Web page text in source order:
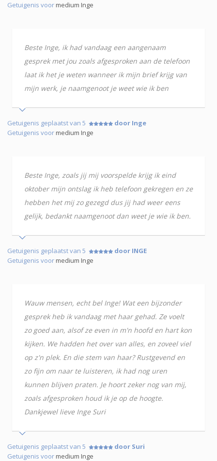
Getuigenis voormedium Inge
Beste Inge, ik had vandaag een aangenaam
gesprek met jou zoals afgesproken aan de telefoon
laat ik het je weten wanneer ik mijn brief krijg van
mijn werk, je naamgenoot je weet wie ik ben
Getuigenis geplaatst van 5
door Inge
Getuigenis voormedium Inge
Beste Inge, zoals jij mij voorspelde krijg ik eind
oktober mijn ontslag ik heb telefoon gekregen en ze
hebben het mij zo gezegd dus jij had weer eens
gelijk, bedankt naamgenoot dan weet je wie ik ben.
Getuigenis geplaatst van 5
door INGE
Getuigenis voormedium Inge
Wauw mensen, echt bel Inge! Wat een bijzonder
gesprek heb ik vandaag met haar gehad. Ze voelt
zo goed aan, alsof ze even in m'n hoofd en hart kon
kijken. We hadden het over van alles, en zoveel viel
op z'n plek. En die stem van haar? Rustgevend en
zo fijn om naar te luisteren, ik had nog uren
kunnen blijven praten. Je hoort zeker nog van mij,
zoals afgesproken houd ik je op de hoogte.
Dankjewel lieve Inge Suri
Getuigenis geplaatst van 5
door Suri
Getuigenis voormedium Inge